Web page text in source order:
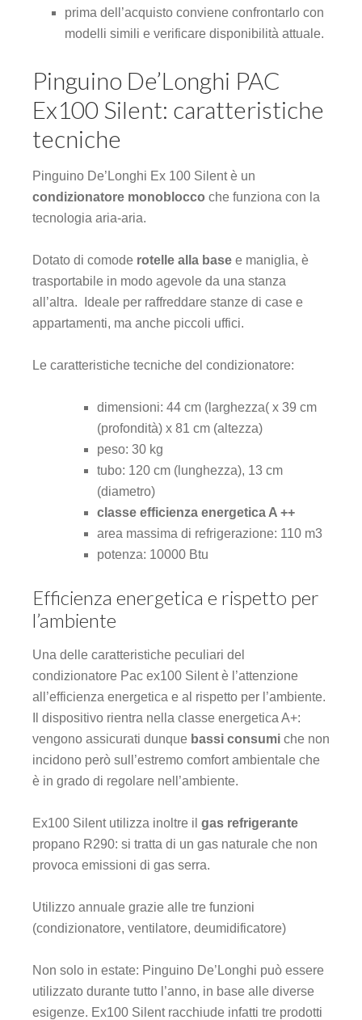
prima dell’acquisto conviene confrontarlo con
modelli simili e verificare disponibilità attuale.
Pinguino De’Longhi PAC
Ex100 Silent: caratteristiche
tecniche
Pinguino De’Longhi Ex 100 Silent è un
condizionatore monoblocco che funziona con la
tecnologia aria-aria.
Dotato di comode rotelle alla base e maniglia, è
trasportabile in modo agevole da una stanza
all’altra. Ideale per raffreddare stanze di case e
appartamenti, ma anche piccoli uffici.
Le caratteristiche tecniche del condizionatore:
dimensioni: 44 cm (larghezza( x 39 cm
(profondità) x 81 cm (altezza)
peso: 30 kg
tubo: 120 cm (lunghezza), 13 cm
(diametro)
classe efficienza energetica A ++
area massima di refrigerazione: 110 m3
potenza: 10000 Btu
Efficienza energetica e rispetto per
l’ambiente
Una delle caratteristiche peculiari del
condizionatore Pac ex100 Silent è l’attenzione
all’efficienza energetica e al rispetto per l’ambiente.
Il dispositivo rientra nella classe energetica A+:
vengono assicurati dunque bassi consumi che non
incidono però sull’estremo comfort ambientale che
è in grado di regolare nell’ambiente.
Ex100 Silent utilizza inoltre il gas refrigerante
propano R290: si tratta di un gas naturale che non
provoca emissioni di gas serra.
Utilizzo annuale grazie alle tre funzioni
(condizionatore, ventilatore, deumidificatore)
Non solo in estate: Pinguino De’Longhi può essere
utilizzato durante tutto l’anno, in base alle diverse
esigenze. Ex100 Silent racchiude infatti tre prodotti